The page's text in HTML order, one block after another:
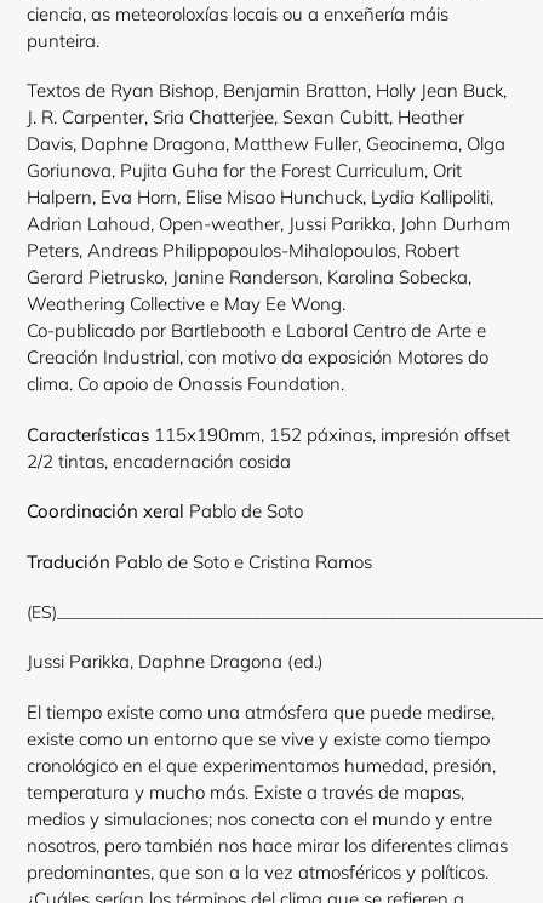
ciencia, as meteoroloxías locais ou a enxeñería máis
punteira.
Textos de Ryan Bishop, Benjamin Bratton, Holly Jean Buck,
J. R. Carpenter, Sria Chatterjee, Sexan Cubitt, Heather
Davis, Daphne Dragona, Matthew Fuller, Geocinema, Olga
Goriunova, Pujita Guha for the Forest Curriculum, Orit
Halpern, Eva Horn, Elise Misao Hunchuck, Lydia Kallipoliti,
Adrian Lahoud, Open-weather, Jussi Parikka, John Durham
Peters, Andreas Philippopoulos-Mihalopoulos, Robert
Gerard Pietrusko, Janine Randerson, Karolina Sobecka,
Weathering Collective e May Ee Wong.
Co-publicado por Bartlebooth e Laboral Centro de Arte e
Creación Industrial, con motivo da exposición Motores do
clima. Co apoio de Onassis Foundation.
Características 115x190mm, 152 páxinas, impresión offset
2/2 tintas, encadernación cosida
Coordinación xeral Pablo de Soto
Tradución Pablo de Soto e Cristina Ramos
(ES)
Jussi Parikka, Daphne Dragona (ed.)
El tiempo existe como una atmósfera que puede medirse,
existe como un entorno que se vive y existe como tiempo
cronológico en el que experimentamos humedad, presión,
temperatura y mucho más. Existe a través de mapas,
medios y simulaciones; nos conecta con el mundo y entre
nosotros, pero también nos hace mirar los diferentes climas
predominantes, que son a la vez atmosféricos y políticos.